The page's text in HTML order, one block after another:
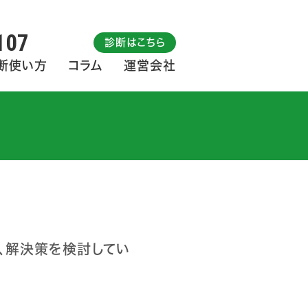
診断はこちら
使い方 コラム 運営会社
解決策を検討してい